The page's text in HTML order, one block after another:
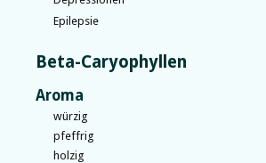
Epilepsie
Beta-Caryophyllen
Aroma
würzig
pfeffrig
holzig